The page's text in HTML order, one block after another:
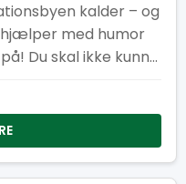
kalder – og
med humor
tør stille
hvis jeg trykker